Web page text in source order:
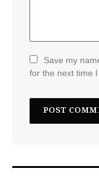
Save my
for the next time I